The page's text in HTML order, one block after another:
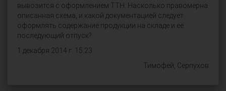
вывозится с оформлением ТТН. Насколько правомерна
описанная схема, и какой документацией следует
оформлять содержание продукции на складе и её
последующий отпуск?
1 декабря 2014 г. 15:23
Тимофей, Серпухов